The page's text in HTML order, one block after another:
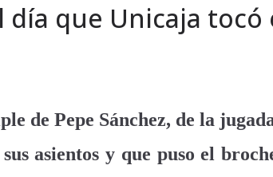
día que Unicaja tocó
de Pepe Sánchez, de la
asientos y que puso el